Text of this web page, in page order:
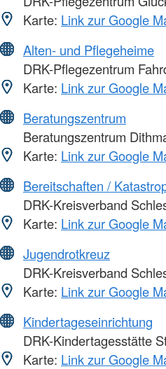
Karte: Link zur Google
Alten- und Pflegeheime
DRK-Pflegezentrum
Karte: Link zur Google
Beratungszentrum
Beratungszentrum
Karte: Link zur Google
Bereitschaften /
DRK-Kreisverband
Karte: Link zur Google
Jugendrotkreuz
DRK-Kreisverband
Karte: Link zur Google
Kindertageseinrichtung
DRK-Kindertagesstätte
Karte: Link zur Google